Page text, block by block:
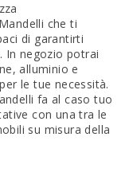
che ti
di garantirti
In negozio potrai
alluminio e
le tue necessità.
fa al caso tuo
con una tra le
su misura della